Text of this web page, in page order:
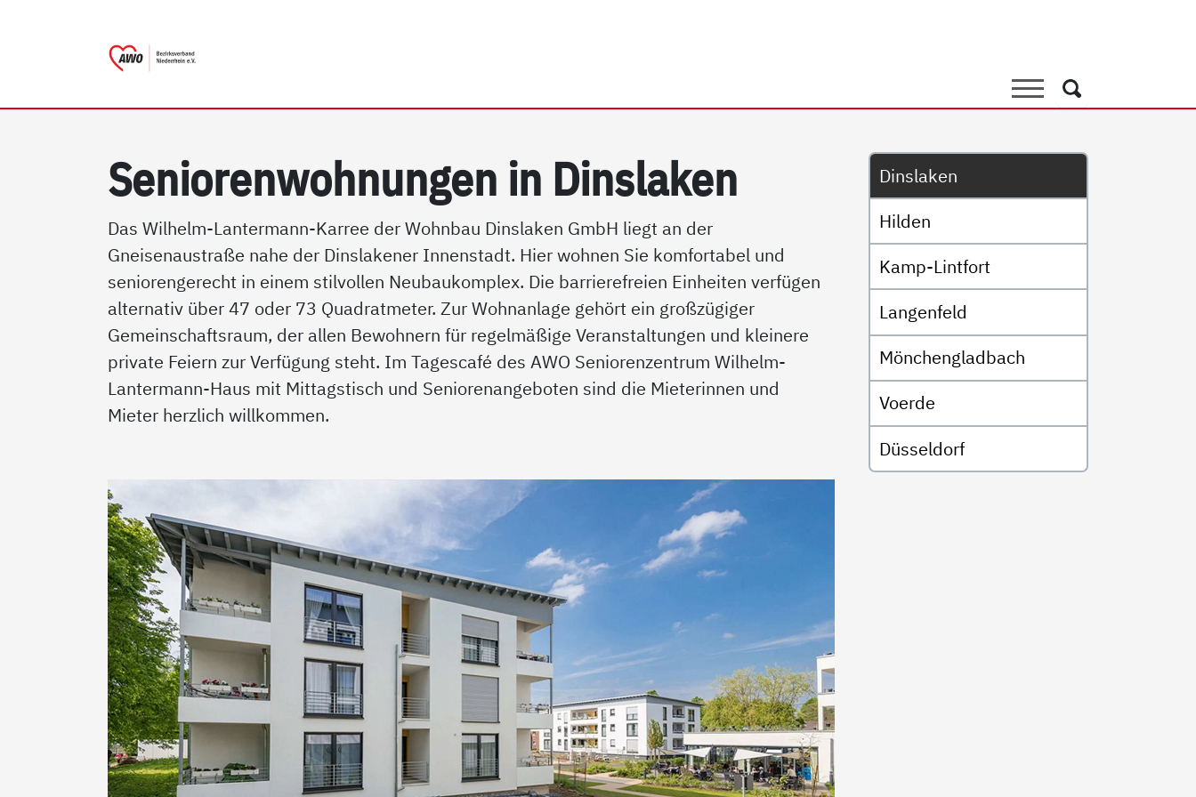
Suche
Suche
Se­nio­ren­woh­nun­gen in Dins­la­ken
Das Wilhelm-Lantermann-Karree der Wohnbau Dinslaken GmbH liegt an der
Gneisenaustraße nahe der Dinslakener Innenstadt. Hier wohnen Sie komfortabel und
seniorengerecht in einem stilvollen Neubaukomplex. Die barrierefreien Einheiten verfügen
alternativ über 47 oder 73 Quadratmeter. Zur Wohnanlage gehört ein großzügiger
Gemeinschaftsraum, der allen Bewohnern für regelmäßige Veranstaltungen und kleinere
private Feiern zur Verfügung steht. Im Tagescafé des AWO Seniorenzentrum Wilhelm-
Lantermann-Haus mit Mittagstisch und Seniorenangeboten sind die Mieterinnen und
Mieter herzlich willkommen.
Untermenü
Dinslaken
Hilden
Kamp-Lintfort
Langenfeld
Mönchengladbach
Voerde
Düsseldorf